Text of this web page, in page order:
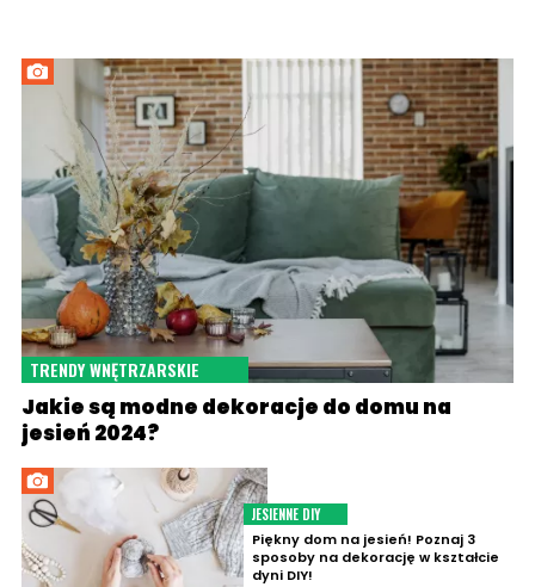
TRENDY WNĘTRZARSKIE
Jakie są modne dekoracje do domu na
jesień 2024?
JESIENNE DIY
Piękny dom na jesień! Poznaj 3
sposoby na dekorację w kształcie
dyni DIY!